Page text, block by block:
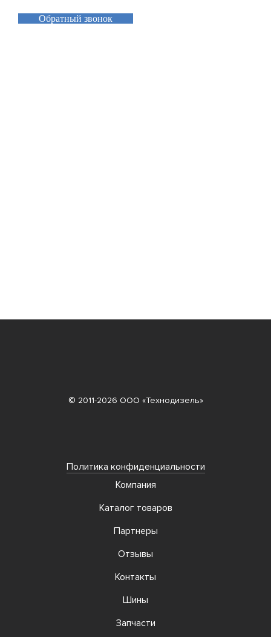
Обратный звонок
© 2011-2026 ООО «Технодизель»
Политика конфиденциальности
Компания
Каталог товаров
Партнеры
Отзывы
Контакты
Шины
Запчасти